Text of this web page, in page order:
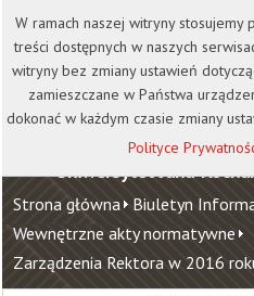
Kontakt
Wirtualna Uczelnia
Uniwersytet Jana
Strona główna Biuletyn
Wewnętrzne akty normatywne
Zarządzenia Rektora w 2016
W ramach naszej witryny
treści dostępnych w naszych
witryny bez zmiany ustawień
zamieszczane w Państwa
dokonać w każdym czasie zmiany
Polityce